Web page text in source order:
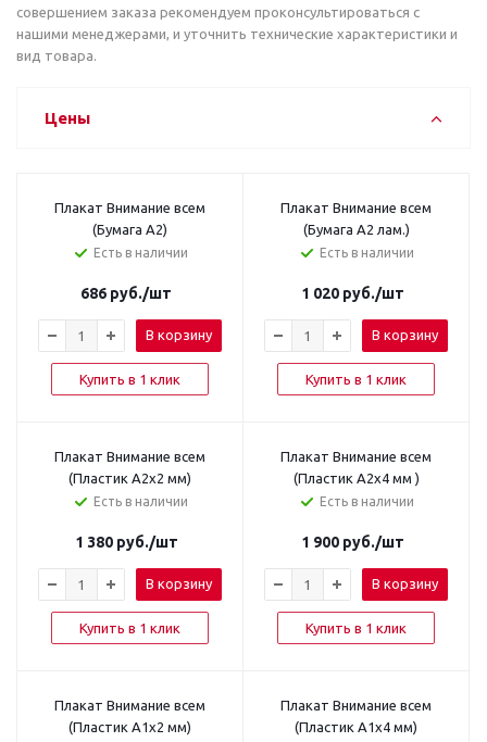
совершением заказа рекомендуем проконсультироваться с
нашими менеджерами, и уточнить технические характеристики и
вид товара.
Цены
Плакат Внимание всем
(Бумага А2)
Есть в наличии
686 руб./шт
В корзину
Купить в 1 клик
Плакат Внимание всем
(Бумага А2 лам.)
Есть в наличии
1 020руб./шт
В корзину
Купить в 1 клик
Плакат Внимание всем
(Пластик А2х2 мм)
Есть в наличии
1 380руб./шт
В корзину
Купить в 1 клик
Плакат Внимание всем
(Пластик А2х4 мм )
Есть в наличии
1 900руб./шт
В корзину
Купить в 1 клик
Плакат Внимание всем
(Пластик А1х2 мм)
Плакат Внимание всем
(Пластик А1х4 мм)